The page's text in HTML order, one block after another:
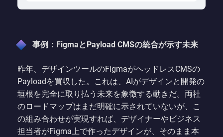
事例：FigmaとPayload CMSの統合が示す未来
昨年、デザインツールのFigmaがヘッドレスCMSの
Payloadを買収した。これは、AIがデザインと開発の
垣根を完全に取り払う未来を象徴する動きだ。両社
のロードマップはまだ明確に示されていないが、こ
の組み合わせが実現すれば、デザイナーやビジネス
担当者がFigma上で作ったデザインが、そのまま本